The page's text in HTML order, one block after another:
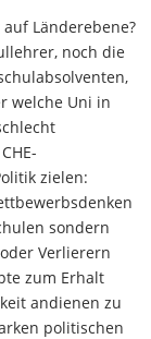
Länderebene?
noch die
welche Uni in
zielen:
sondern
Verlierern
zum Erhalt
andienen zu
politischen